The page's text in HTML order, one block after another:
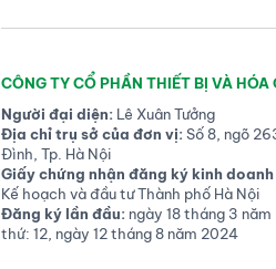
CÔNG TY CỔ PHẦN THIẾT BỊ VÀ HÓA
Người đại diện:Lê Xuân Tưởng
Địa chỉ trụ sở của đơn vị:Số 8, ngõ
Đình, Tp. Hà Nội
Giấy chứng nhận đăng ký kinh doanh
Kế hoạch và đầu tư Thành phố Hà Nội
Đăng ký lần đầu:ngày 18 tháng 3
thứ: 12, ngày 12 tháng 8 năm 2024